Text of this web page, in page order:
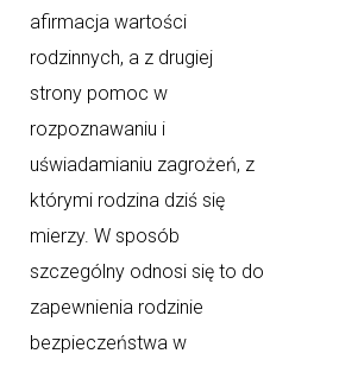
afirmacja wartości
rodzinnych, a z drugiej
strony pomoc w
rozpoznawaniu i
uświadamianiu zagrożeń, z
którymi rodzina dziś się
mierzy. W sposób
szczególny odnosi się to do
zapewnienia rodzinie
bezpieczeństwa w